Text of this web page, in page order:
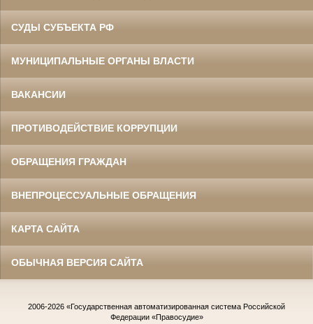
СУДЫ СУБЪЕКТА РФ
МУНИЦИПАЛЬНЫЕ ОРГАНЫ ВЛАСТИ
ВАКАНСИИ
ПРОТИВОДЕЙСТВИЕ КОРРУПЦИИ
ОБРАЩЕНИЯ ГРАЖДАН
ВНЕПРОЦЕССУАЛЬНЫЕ ОБРАЩЕНИЯ
КАРТА САЙТА
ОБЫЧНАЯ ВЕРСИЯ САЙТА
2006-2026 «Государственная автоматизированная система Российской
Федерации «Правосудие»